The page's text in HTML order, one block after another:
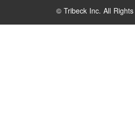
© Tribeck Inc. All